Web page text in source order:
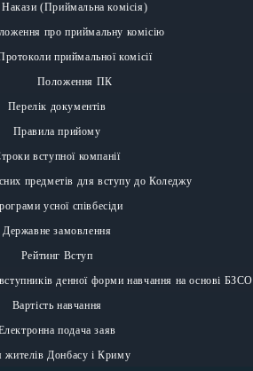
Накази (Приймальна комісія)
про приймальну комісію
приймальної комісії
Положення ПК
Перелік документів
Правила прийому
вступної компанії
предметів для вступу до Коледжу
усної співбесіди
Державне замовлення
Рейтинг Вступ
денної форми навчання на основі БЗСО
Вартість навчання
подача заяв
жителів Донбасу і Криму